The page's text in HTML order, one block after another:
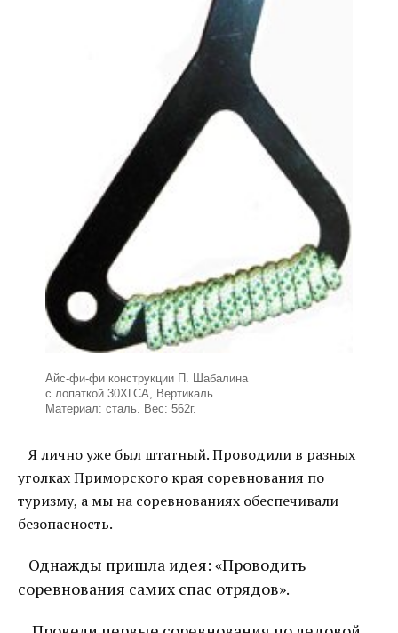
Айс-фи-фи конструкции П. Шабалина
с лопаткой 30ХГСА, Вертикаль.
Материал: сталь. Вес: 562г.
Я лично уже был штатный. Проводили в разных
уголках Приморского края соревнования по
туризму, а мы на соревнованиях обеспечивали
безопасность.
Однажды пришла идея: «Проводить
соревнования самих спас отрядов».